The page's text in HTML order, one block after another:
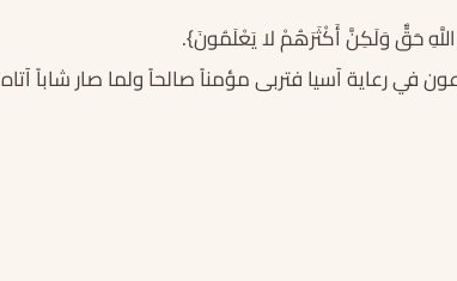
حَقٌّ وَلَكِنَّ أَكْثَرَهُمْ لا يَعْلَمُونَ}.
رعاية آسيا فتربى مؤمناً صالحاً ولما صار شاباً آتاه